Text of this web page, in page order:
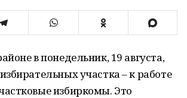
в понедельник, 19 августа,
участка – к работе
избиркомы. Это